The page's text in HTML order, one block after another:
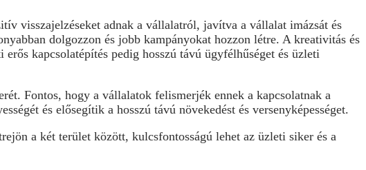
visszajelzéseket adnak a vállalatról, javítva a vállalat imázsát és
dolgozzon és jobb kampányokat hozzon létre. A kreativitás és
kapcsolatépítés pedig hosszú távú ügyfélhűséget és üzleti
Fontos, hogy a vállalatok felismerjék ennek a kapcsolatnak a
és elősegítik a hosszú távú növekedést és versenyképességet.
a két terület között, kulcsfontosságú lehet az üzleti siker és a